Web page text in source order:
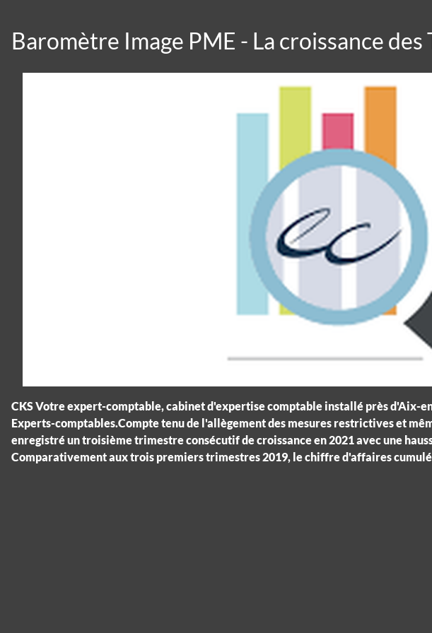
Baromètre Image PME - La croissance
CKS Votre expert-comptable, cabinet d'expertise comptable installé près d'Aix-
Experts-comptables.Compte tenu de l'allègement des mesures restrictives et
enregistré un troisième trimestre consécutif de croissance en 2021 avec une
Comparativement aux trois premiers trimestres 2019, le chiffre d'affaires cumulé